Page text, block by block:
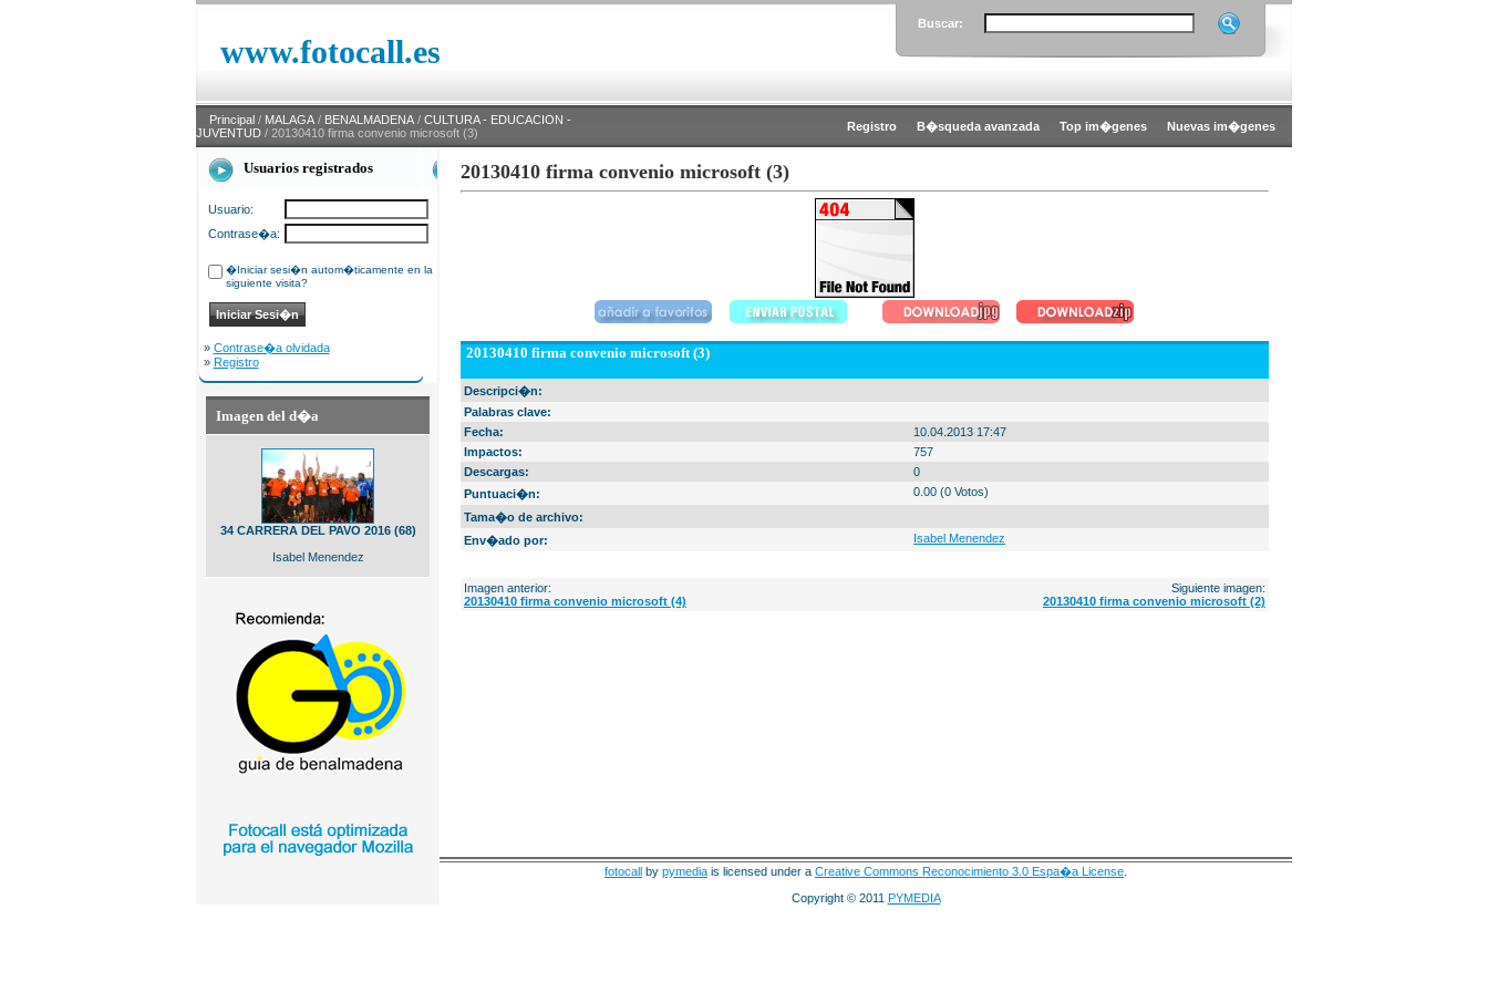
www.fotocall.es
Buscar:
Principal / MALAGA / BENALMADENA / CULTURA - EDUCACION -
JUVENTUD / 20130410 firma convenio microsoft (3) Registro B�squeda avanzada Top im�genes Nuevas im�genes
Usuarios registrados
Usuario:
Contrase�a:
�Iniciar sesi�n autom�ticamente en la
siguiente visita?
» Contrase�a olvidada
» Registro
Imagen del d�a
34 CARRERA DEL PAVO 2016 (68)
Isabel Menendez
20130410 firma convenio microsoft (3)
20130410 firma convenio microsoft (3)
Descripci�n:
Palabras clave:
Fecha:
10.04.2013 17:47
Impactos:
757
Descargas:
0
Puntuaci�n:
0.00 (0 Votos)
Tama�o de archivo:
Env�ado por:
Isabel Menendez
Imagen anterior:
20130410 firma convenio microsoft (4)
Siguiente imagen:
20130410 firma convenio microsoft (2)
fotocall by pymedia is licensed under a Creative Commons Reconocimiento 3.0 Espa�a License
Copyright © 2011 PYMEDIA